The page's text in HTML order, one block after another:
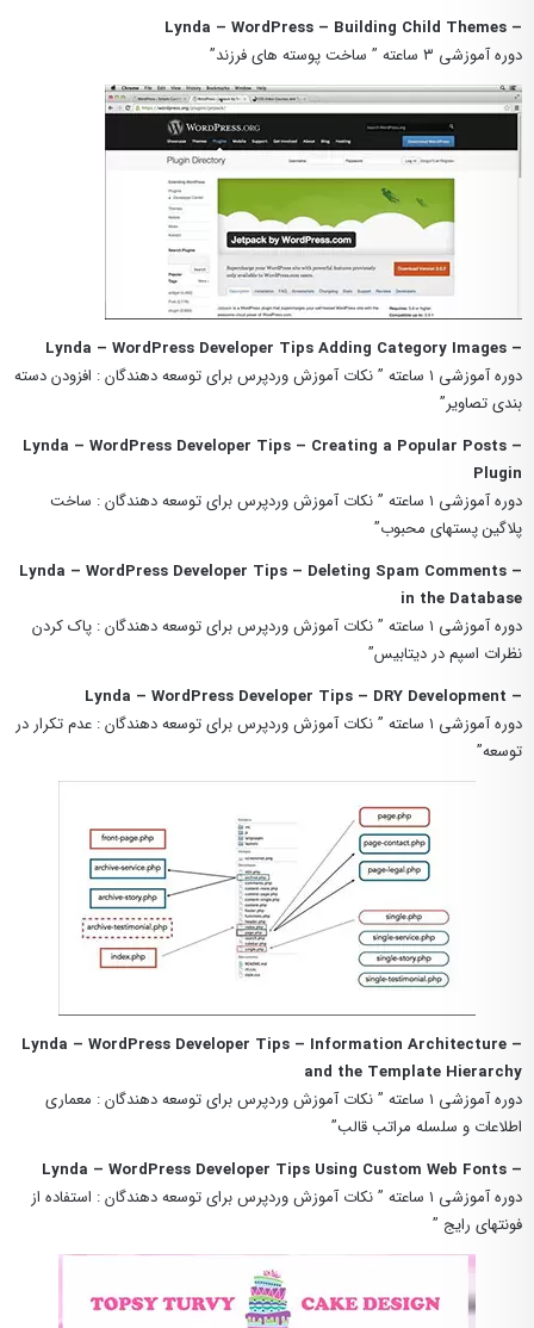
– Lynda – WordPress – Building Child Themes
دوره آموزشی ۳ ساعته ” ساخت پوسته های فرزند”
– Lynda – WordPress Developer Tips Adding Category Images
دوره آموزشی ۱ ساعته ” نکات آموزش وردپرس برای توسعه دهندگان : افزودن دسته
بندی تصاویر”
– Lynda – WordPress Developer Tips – Creating a Popular Posts
Plugin
دوره آموزشی ۱ ساعته ” نکات آموزش وردپرس برای توسعه دهندگان : ساخت
پلاگین پستهای محبوب”
– Lynda – WordPress Developer Tips – Deleting Spam Comments
in the Database
دوره آموزشی ۱ ساعته ” نکات آموزش وردپرس برای توسعه دهندگان : پاک کردن
نظرات اسپم در دیتابیس”
– Lynda – WordPress Developer Tips – DRY Development
دوره آموزشی ۱ ساعته ” نکات آموزش وردپرس برای توسعه دهندگان : عدم تکرار در
توسعه”
– Lynda – WordPress Developer Tips – Information Architecture
and the Template Hierarchy
دوره آموزشی ۱ ساعته ” نکات آموزش وردپرس برای توسعه دهندگان : معماری
اطلاعات و سلسله مراتب قالب”
– Lynda – WordPress Developer Tips Using Custom Web Fonts
دوره آموزشی ۱ ساعته ” نکات آموزش وردپرس برای توسعه دهندگان : استفاده از
فونتهای رایج ”